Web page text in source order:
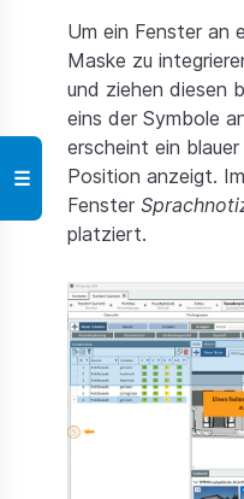
☰
Um ein Fenster an
Maske zu
und ziehen diesen
eins der Symbole
erscheint ein
Position anzeigt.
Fenster
platziert.